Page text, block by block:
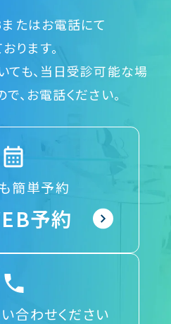
たはお電話にて
ります。
ても、当日受診可能な場
、お電話ください。
簡単予約
予約
合わせください